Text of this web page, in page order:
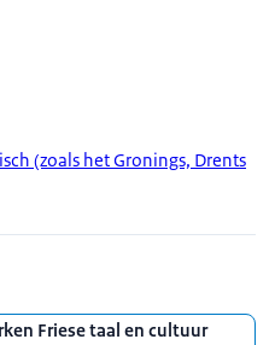
(zoals het Gronings, Drents
Friese taal en cultuur